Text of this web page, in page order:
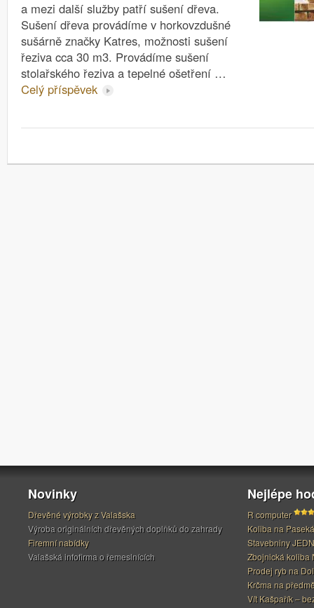
a mezi další služby patří sušení dřeva.
Sušení dřeva provádíme v horkovzdušné
sušárně značky Katres, možnosti sušení
řeziva cca 30 m3. Provádíme sušení
stolařského řeziva a tepelné ošetření …
Celý příspěvek
Novinky
Dřevěné výrobky z Valašska
Výroba originálních dřevěných doplňků do zahrady
Firemní nabídky
Valašská infofirma o řemeslnících
Nejlépe
R computer
Koliba na
Stavebniny
Zbojnická koliba
Prodej ryb na
Krčma na
Vít Kašpařík –